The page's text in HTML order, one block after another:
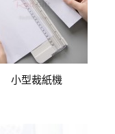
小型裁紙機